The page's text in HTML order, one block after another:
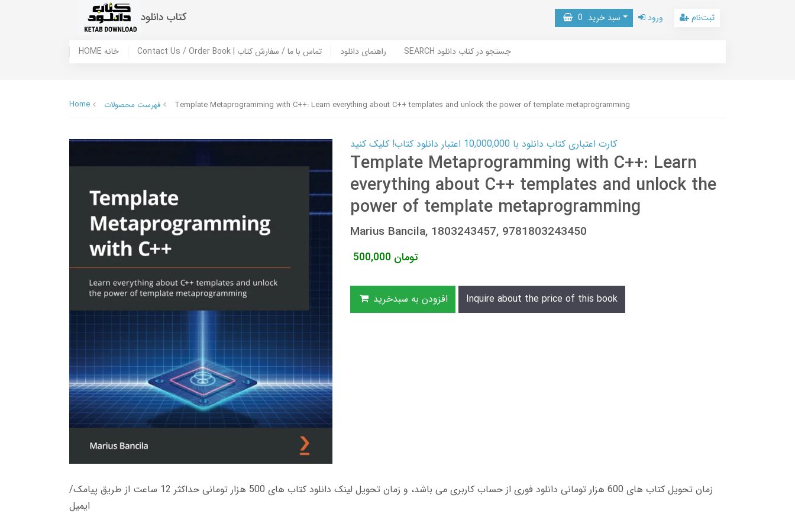
کتاب دانلود سبد خرید 0 ورود ثبت‌نام
HOME خانه Contact Us / Order Book | تماس با ما / سفارش کتاب راهنمای دانلود SEARCH جستجو در کتاب دانلود
Home فهرست محصولات Template Metaprogramming with C++: Learn everything about C++ templates and unlock the power of template metaprogramming
کارت اعتباری کتاب دانلود با 10,000,000 اعتبار دانلود کتاب! کلیک کنید
Template Metaprogramming with C++: Learn
everything about C++ templates and unlock the
power of template metaprogramming
Marius Bancila, 1803243457, 9781803243450
500,000 تومان
افزودن به سبدخرید Inquire about the price of this book
زمان تحویل کتاب های 600 هزار تومانی دانلود فوری از حساب کاربری می باشد، و زمان تحویل لینک دانلود کتاب های 500 هزار تومانی حداکثر 12 ساعت از طریق پیامک/
ایمیل